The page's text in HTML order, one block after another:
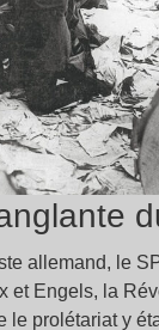
allemand, le
et Engels, la
le prolétariat y